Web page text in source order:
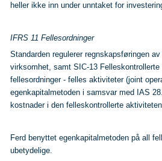
heller ikke inn under unntaket for
IFRS 11 Fellesordninger
Standarden regulerer regnskapsføringen
virksomhet, samt SIC-13
fellesordninger - felles aktiviteter (joint
egenkapitalmetoden i samsvar med IAS
kostnader i den felleskontrollerte
Ferd benyttet egenkapitalmetoden på all
ubetydelige.